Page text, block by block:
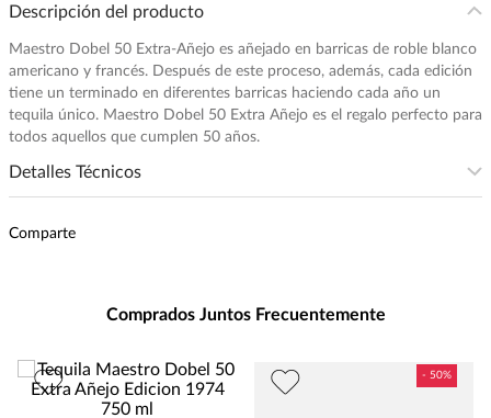
Descripción del producto
Maestro Dobel 50 Extra-Añejo es añejado en barricas de roble blanco
americano y francés. Después de este proceso, además, cada edición
tiene un terminado en diferentes barricas haciendo cada año un
tequila único. Maestro Dobel 50 Extra Añejo es el regalo perfecto para
todos aquellos que cumplen 50 años.
Detalles Técnicos
Unidad de Medida
Comparte
Comprados Juntos Frecuentemente